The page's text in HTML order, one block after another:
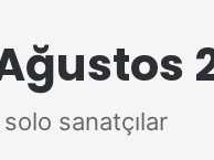
sanatçılar